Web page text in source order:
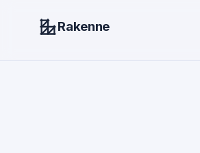
Rakenne